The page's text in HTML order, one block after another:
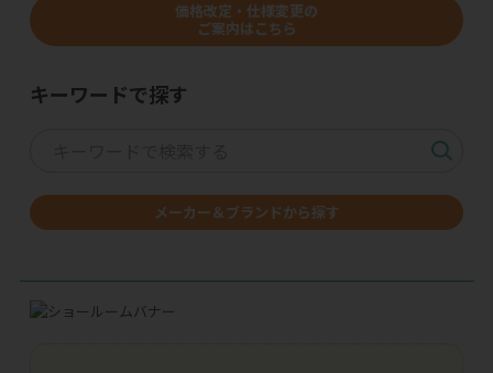
価格改定・仕様変更の
ご案内はこちら
キーワードで探す
メーカー＆ブランドから探す